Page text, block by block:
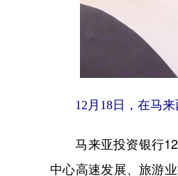
12月18日，在马来
马来亚投资银行12
中心高速发展、旅游